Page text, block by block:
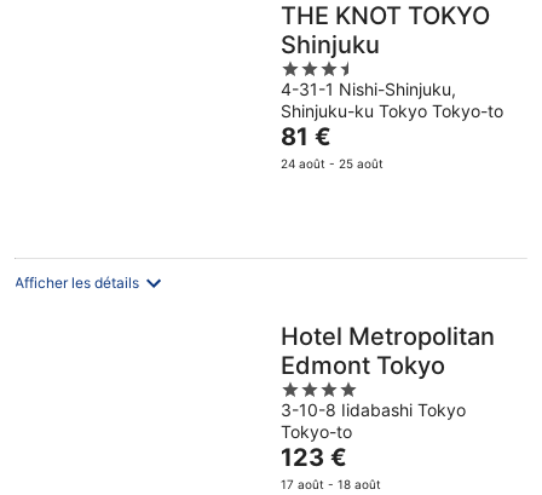
THE KNOT TOKYO
Shinjuku
3.5
out
of
5
4-31-1 Nishi-Shinjuku,
Shinjuku-ku Tokyo Tokyo-to
Le
prix
par
81 €
24 août - 25 août
Afficher les détails
Hotel Metropolitan
Edmont Tokyo
4
out
of
5
3-10-8 Iidabashi Tokyo
Tokyo-to
Le
prix
123 €
17 août - 18 août